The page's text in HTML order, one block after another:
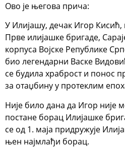
Ово је његова прича:
У Илијашу, дечак Игор Кисић,
Прве илијашке бригаде,
корпуса Војске Републике
био легендарни Васке
се будила храброст и понос
за отаџбину у протеклим
Није било дана да Игор није
постане борац Илијашке
се од 1. маја придружује
њен најмлађи борац.